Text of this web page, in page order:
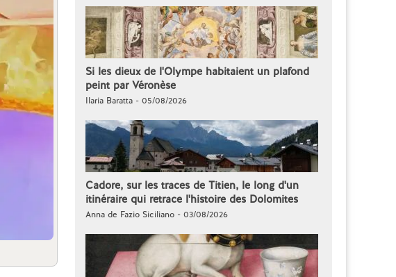
Si les dieux de l'Olympe habitaient un plafond
peint par Véronèse
Ilaria Baratta - 05/08/2026
Cadore, sur les traces de Titien, le long d'un
itinéraire qui retrace l'histoire des Dolomites
Anna de Fazio Siciliano - 03/08/2026